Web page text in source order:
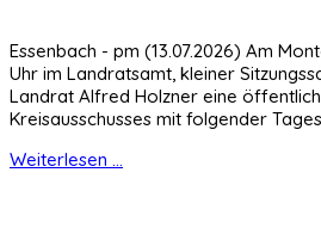
Essenbach - pm (13.07.2026) Am
Uhr im Landratsamt, kleiner
Landrat Alfred Holzner eine
Kreisausschusses mit folgender
Weiterlesen ...